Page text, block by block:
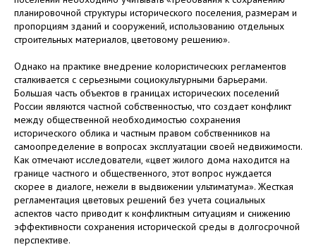
планировочной структуры исторического поселения, размерам и
пропорциям зданий и сооружений, использованию отдельных
строительных материалов, цветовому решению».
Однако на практике внедрение колористических регламентов
сталкивается с серьезными социокультурными барьерами.
Большая часть объектов в границах исторических поселений
России являются частной собственностью, что создает конфликт
между общественной необходимостью сохранения
исторического облика и частным правом собственников на
самоопределение в вопросах эксплуатации своей недвижимости.
Как отмечают исследователи, «цвет жилого дома находится на
границе частного и общественного, этот вопрос нуждается
скорее в диалоге, нежели в выдвижении ультиматума». Жесткая
регламентация цветовых решений без учета социальных
аспектов часто приводит к конфликтным ситуациям и снижению
эффективности сохранения исторической среды в долгосрочной
перспективе.